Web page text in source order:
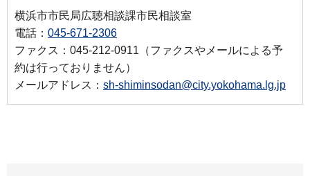
横浜市市民局広聴相談課市民相談室
電話： 045-671-2306
ファクス：045-212-0911（ファクスやメールによる予
約は行っておりません）
メールアドレス： sh-shiminsodan@city.yokohama.lg.jp